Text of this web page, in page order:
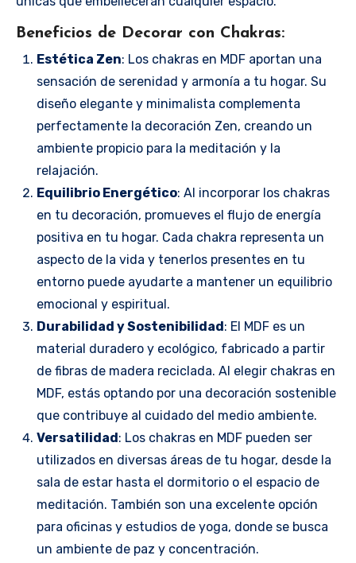
Beneficios de Decorar con Chakras:
Estética Zen: Los chakras en MDF aportan una
sensación de serenidad y armonía a tu hogar. Su
diseño elegante y minimalista complementa
perfectamente la decoración Zen, creando un
ambiente propicio para la meditación y la
relajación.
Equilibrio Energético: Al incorporar los chakras
en tu decoración, promueves el flujo de energía
positiva en tu hogar. Cada chakra representa un
aspecto de la vida y tenerlos presentes en tu
entorno puede ayudarte a mantener un equilibrio
emocional y espiritual.
Durabilidad y Sostenibilidad: El MDF es un
material duradero y ecológico, fabricado a partir
de fibras de madera reciclada. Al elegir chakras en
MDF, estás optando por una decoración sostenible
que contribuye al cuidado del medio ambiente.
Versatilidad: Los chakras en MDF pueden ser
utilizados en diversas áreas de tu hogar, desde la
sala de estar hasta el dormitorio o el espacio de
meditación. También son una excelente opción
para oficinas y estudios de yoga, donde se busca
un ambiente de paz y concentración.